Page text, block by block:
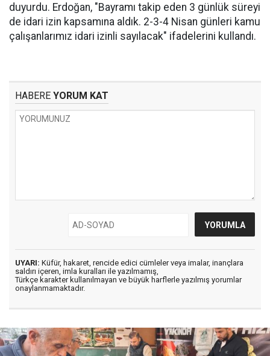
duyurdu. Erdoğan, "Bayramı takip eden 3 günlük süreyi
de idari izin kapsamına aldık. 2-3-4 Nisan günleri kamu
çalışanlarımız idari izinli sayılacak" ifadelerini kullandı.
HABERE YORUM KAT
UYARI: Küfür, hakaret, rencide edici cümleler veya imalar, inançlara
saldırı içeren, imla kuralları ile yazılmamış,
Türkçe karakter kullanılmayan ve büyük harflerle yazılmış yorumlar
onaylanmamaktadır.